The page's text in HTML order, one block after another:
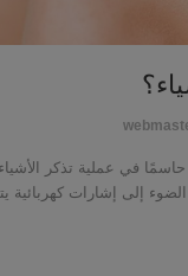
في عملية تذكر الأشياء
إلى إشارات كهربائية